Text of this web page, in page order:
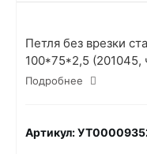
Петля без врезки
100*75*2,5 (201045,
Подробнее
Артикул: